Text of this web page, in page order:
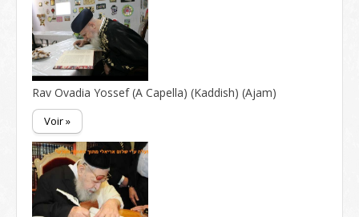
Rav Ovadia Yossef (A Capella) (Kaddish) (Ajam)
Voir »